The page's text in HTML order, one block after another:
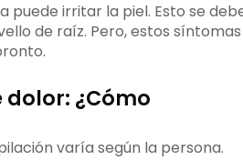
puede irritar la piel. Esto se
de raíz. Pero, estos síntomas
dolor: ¿Cómo
varía según la persona.